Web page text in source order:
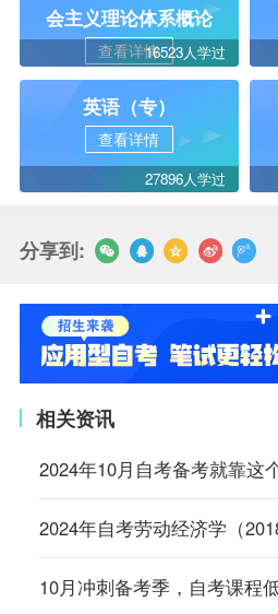
会主义理论体系概论
查看详情16523人学过
英语（专）
查看详情
27896人学过
分享到:
相关资讯
2024年10月自考备考就靠这
2024年自考劳动经济学（
10月冲刺备考季，自考课程